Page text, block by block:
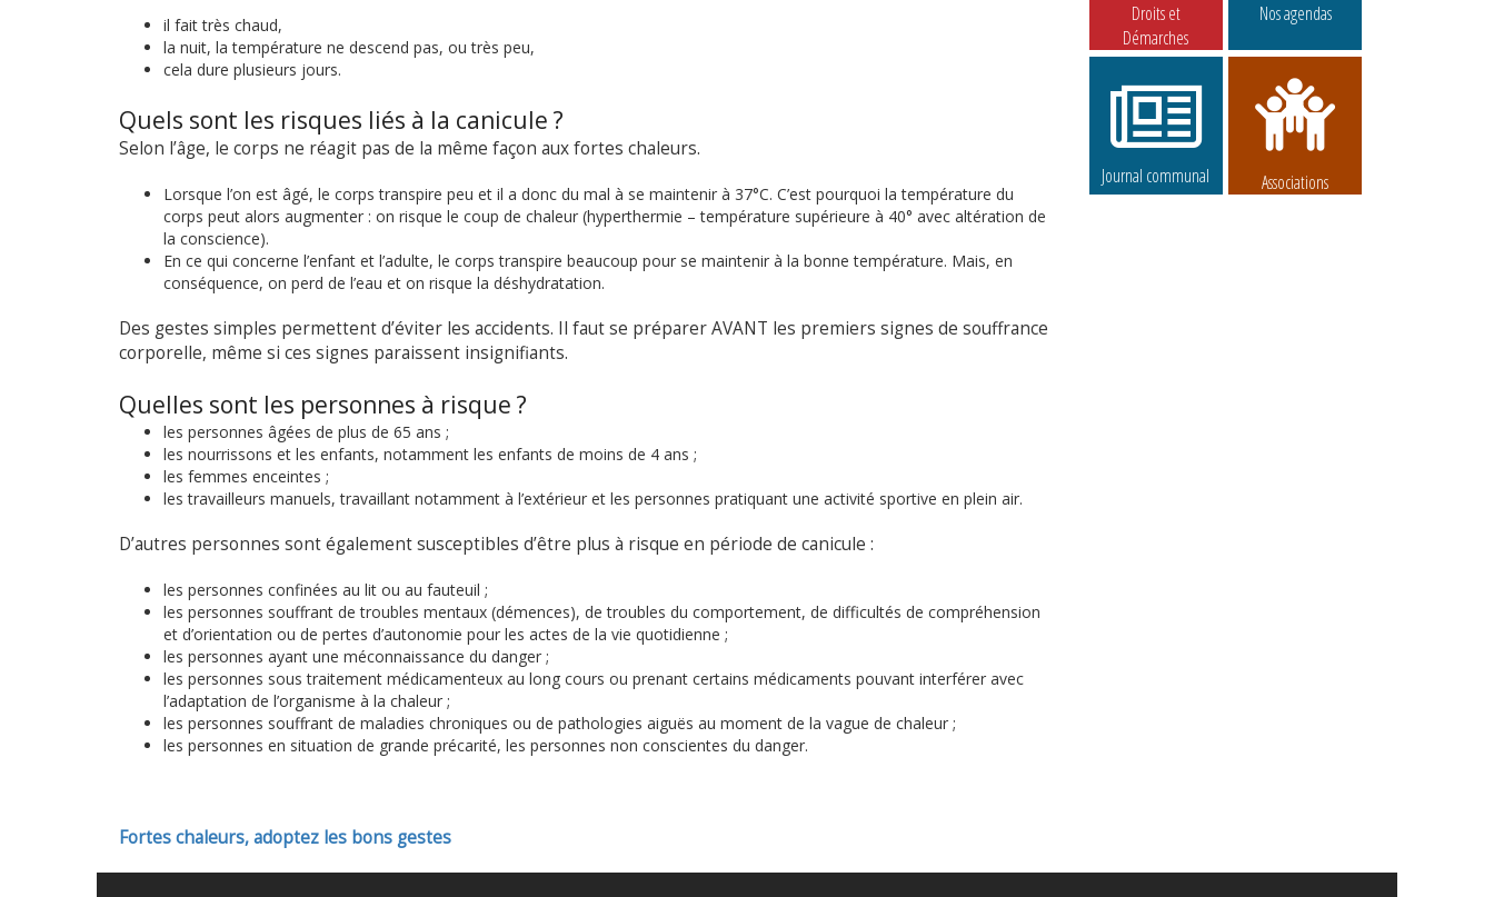
il fait très chaud,
la nuit, la température ne descend pas, ou très peu,
cela dure plusieurs jours.
Quels sont les risques liés à la canicule ?
Selon l’âge, le corps ne réagit pas de la même façon aux fortes chaleurs.
Lorsque l’on est âgé, le corps transpire peu et il a donc du mal à se maintenir à 37°C. C’est pourquoi la température du
corps peut alors augmenter : on risque le coup de chaleur (hyperthermie – température supérieure à 40° avec altération de
la conscience).
En ce qui concerne l’enfant et l’adulte, le corps transpire beaucoup pour se maintenir à la bonne température. Mais, en
conséquence, on perd de l’eau et on risque la déshydratation.
Des gestes simples permettent d’éviter les accidents. Il faut se préparer AVANT les premiers signes de souffrance
corporelle, même si ces signes paraissent insignifiants.
Quelles sont les personnes à risque ?
les personnes âgées de plus de 65 ans ;
les nourrissons et les enfants, notamment les enfants de moins de 4 ans ;
les femmes enceintes ;
les travailleurs manuels, travaillant notamment à l’extérieur et les personnes pratiquant une activité sportive en plein air.
D’autres personnes sont également susceptibles d’être plus à risque en période de canicule :
les personnes confinées au lit ou au fauteuil ;
les personnes souffrant de troubles mentaux (démences), de troubles du comportement, de difficultés de compréhension
et d’orientation ou de pertes d’autonomie pour les actes de la vie quotidienne ;
les personnes ayant une méconnaissance du danger ;
les personnes sous traitement médicamenteux au long cours ou prenant certains médicaments pouvant interférer avec
l’adaptation de l’organisme à la chaleur ;
les personnes souffrant de maladies chroniques ou de pathologies aiguës au moment de la vague de chaleur ;
les personnes en situation de grande précarité, les personnes non conscientes du danger.
Fortes chaleurs, adoptez les bons gestes
Droits et
Démarches
Nos agendas
Journal communal Associations